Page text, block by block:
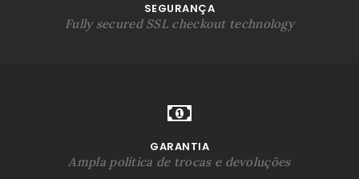
SEGURANÇA
Fully secured SSL checkout technology
GARANTIA
Ampla política de trocas e devoluções